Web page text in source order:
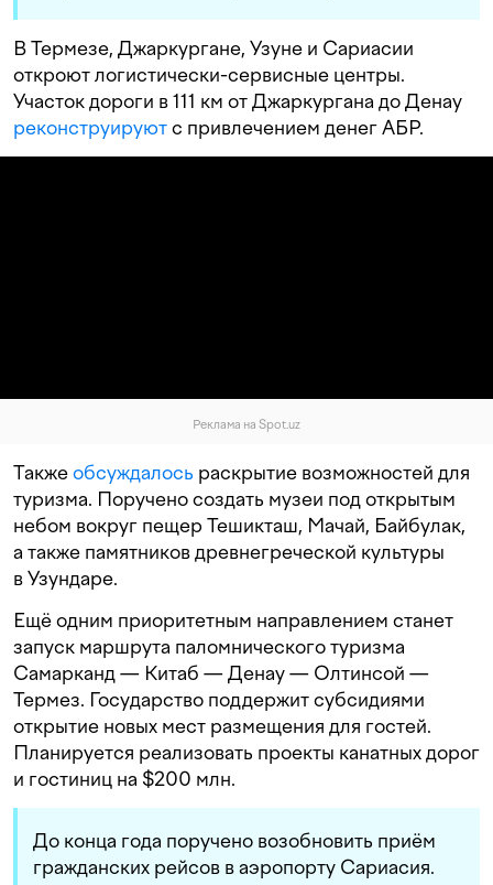
В Термезе, Джаркургане, Узуне и Сариасии
откроют логистически-сервисные центры.
Участок дороги в 111 км от Джаркургана до Денау
реконструируютс привлечением денег АБР.
Реклама на Spot.uz
Такжеобсуждалось раскрытие возможностей для
туризма. Поручено создать музеи под открытым
небом вокруг пещер Тешикташ, Мачай, Байбулак,
а также памятников древнегреческой культуры
в Узундаре.
Ещё одним приоритетным направлением станет
запуск маршрута паломнического туризма
Самарканд — Китаб — Денау — Олтинсой —
Термез. Государство поддержит субсидиями
открытие новых мест размещения для гостей.
Планируется реализовать проекты канатных дорог
и гостиниц на $200 млн.
До конца года поручено возобновить приём
гражданских рейсов в аэропорту Сариасия.